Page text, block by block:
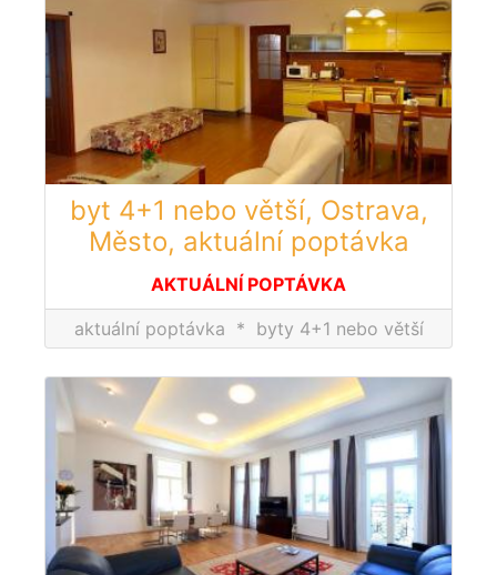
byt 4+1 nebo větší, Ostrava,
Město, aktuální poptávka
AKTUÁLNÍ POPTÁVKA
aktuální poptávka * byty 4+1 nebo větší